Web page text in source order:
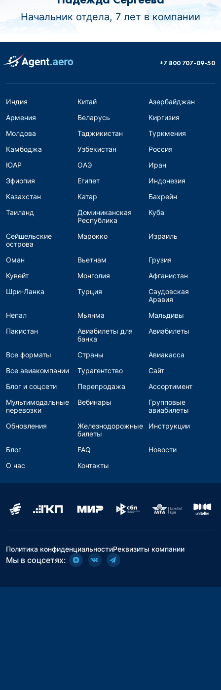
Начальник отдела, 7 лет в компании
+7 800 707-09-50
Индия Китай
Азербайджан
Армения
Беларусь
Киргизия
Молдова
Таджикистан
Туркмения
Камбоджа
Узбекистан
Россия
ЮАР
ОАЭ
Иран
Эфиопия
Египет
Индонезия
Казахстан
Катар
Бахрейн
Таиланд
Доминиканская
Республика
Куба
Сейшельские
острова
Марокко Израиль
Оман Вьетнам
Грузия
Кувейт
Монголия
Афганистан
Шри-Ланка
Турция
Саудовская
Аравия
Непал
Мьянма
Мальдивы
Пакистан
Авиабилеты для
банка
Авиабилеты
Все форматы Страны
Авиакасса
Все авиакомпании
Турагентство
Сайт
Блог и соцсети
Перепродажа
Ассортимент
Мультимодальные
перевозки
Вебинары
Групповые
авиабилеты
Обновления
Железнодорожные
билеты
Инструкции
Блог FAQ
Новости
О нас
Контакты
Политика конфиденциальностиРеквизиты компании
Мы в соцсетях: